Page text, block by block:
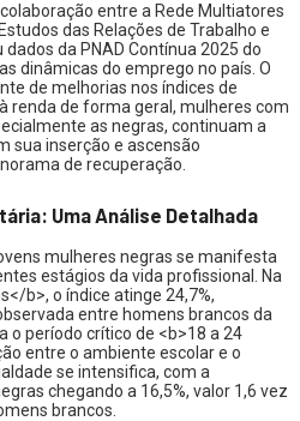
entre a Rede Multiatores
das Relações de Trabalho e
da PNAD Contínua 2025 do
dinâmicas do emprego no país. O
de melhorias nos índices de
renda de forma geral, mulheres com
as negras, continuam a
sua inserção e ascensão
de recuperação.
Uma Análise Detalhada
mulheres negras se manifesta
estágios da vida profissional. Na
b>, o índice atinge 24,7%,
entre homens brancos da
o período crítico de <b>18 a 24
entre o ambiente escolar e o
se intensifica, com a
chegando a 16,5%, valor 1,6 vez
brancos.